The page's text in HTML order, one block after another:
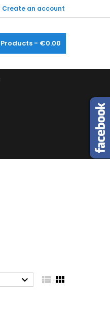
Create an account
Products - €0.00
  